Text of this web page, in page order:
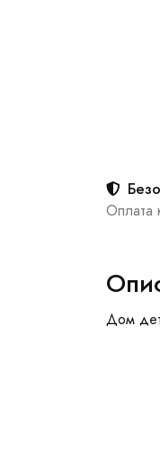
Оплата
Дом